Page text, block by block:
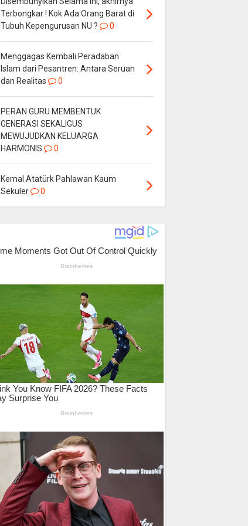
Terbongkar ! Kok Ada Orang Barat di
Tubuh Kepengurusan NU ?
0
Menggagas Kembali Peradaban
Islam dari Pesantren: Antara Seruan
dan Realitas
0
PERAN GURU MEMBENTUK
GENERASI SEKALIGUS
MEWUJUDKAN KELUARGA
HARMONIS
0
Kemal Atatürk Pahlawan Kaum
Sekuler
0